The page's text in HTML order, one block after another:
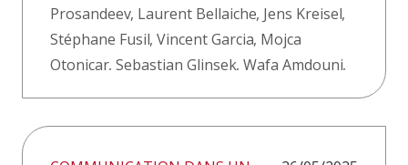
Prosandeev, Laurent Bellaiche, Jens Kreisel,
Stéphane Fusil, Vincent Garcia, Mojca
Otonicar, Sebastjan Glinsek, Wafa Amdouni,